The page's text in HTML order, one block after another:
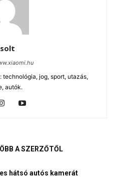
technológia, jog, sport, utazás,
autók.
A SZERZŐTŐL
hátsó autós kamerát